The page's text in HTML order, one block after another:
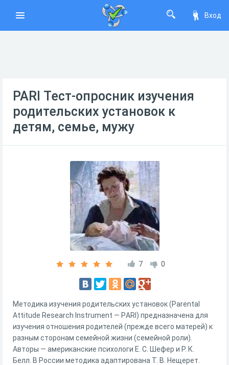
Вход
PARI Тест-опросник изучения
родительских установок к
детям, семье, мужу
7 0
Методика изучения родительских установок (Parental
Attitude Research Instrument — РARI) предназначена для
изучения отношения родителей (прежде всего матерей) к
разным сторонам семейной жизни (семейной роли).
Авторы — американские психологи Е. С. Шефер и Р. К.
Белл. В России методика адаптирована Т. В. Нещерет.